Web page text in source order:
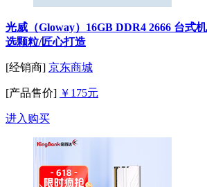
光威（Gloway）16GB DDR4 2666 台式
选颗粒/匠心打造
[经销商] 京东商城
[产品售价] ￥175元
进入购买